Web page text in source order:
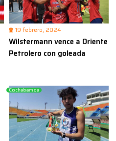
19 febrero, 2024
Wilstermann vence a Oriente
Petrolero con goleada
Cochabamba